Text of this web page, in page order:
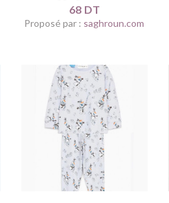
68 DT
Proposé par : saghroun.com